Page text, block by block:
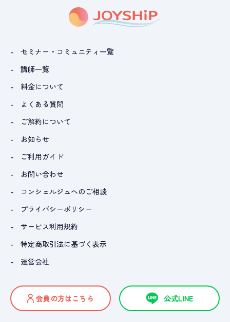
セミナー・コミュニティ一覧
講師一覧
料金について
よくある質問
ご解約について
お知らせ
ご利用ガイド
お問い合わせ
コンシェルジュへのご相談
プライバシーポリシー
サービス利用規約
特定商取引法に基づく表示
運営会社
会員の方はこちら 公式LINE